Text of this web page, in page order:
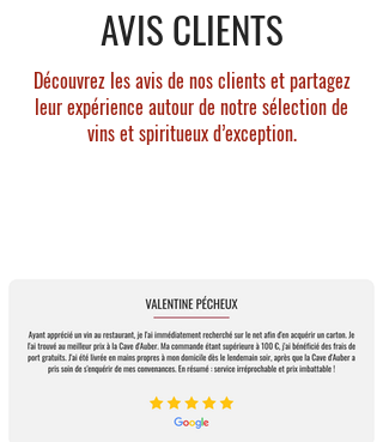
AVIS CLIENTS
Découvrez les avis de nos clients et partagez
leur expérience autour de notre sélection de
vins et spiritueux d’exception.